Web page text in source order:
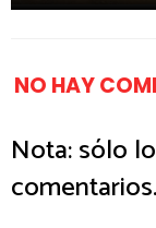
NO HAY
Nota: sólo
comentarios.